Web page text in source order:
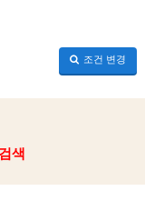
조건 변경
색